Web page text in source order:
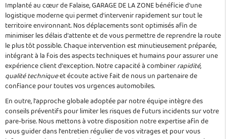
Implanté au cœur de Falaise, GARAGE DE LA ZONE bénéficie d'une
logistique moderne qui permet d'intervenir rapidement sur tout le
territoire environnant. Nos déplacements sont optimisés afin de
minimiser les délais d'attente et de vous permettre de reprendre la route
le plus tôt possible. Chaque intervention est minutieusement préparée,
intégrant à la fois des aspects techniques et humains pour assurer une
expérience client d'exception. Notre capacité à combinerrapidité,
qualité techniqueet écoute active fait de nous un partenaire de
confiance pour toutes vos urgences automobiles.
En outre, l'approche globale adoptée par notre équipe intègre des
conseils préventifs pour limiter les risques de futurs incidents sur votre
pare-brise. Nous mettons à votre disposition notre expertise afin de
vous guider dans l'entretien régulier de vos vitrages et pour vous